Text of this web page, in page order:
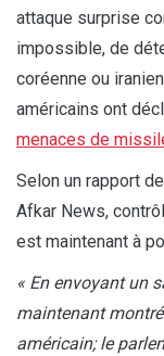
attaque surprise
impossible, de
coréenne ou
américains ont
menaces de
Selon un rapport
Afkar News,
est maintenant à
« En envoyant un
maintenant
américain; le